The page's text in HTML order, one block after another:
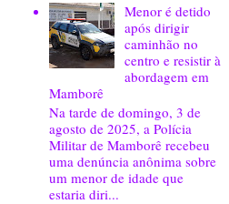
Menor é detido
após dirigir
caminhão no
centro e resistir à
abordagem em
Mamborê
Na tarde de domingo, 3 de
agosto de 2025, a Polícia
Militar de Mamborê recebeu
uma denúncia anônima sobre
um menor de idade que
estaria diri...